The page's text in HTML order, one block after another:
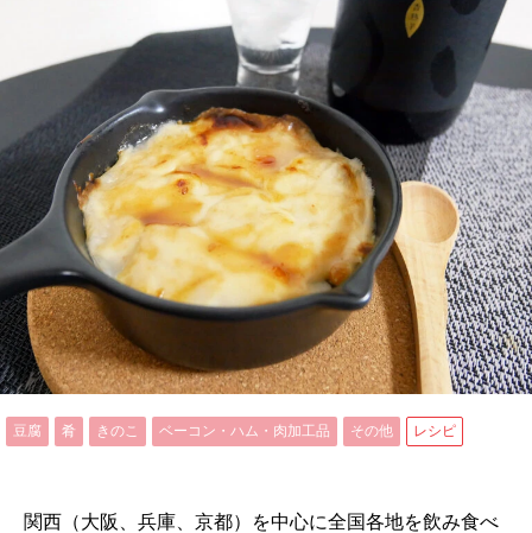
豆腐 肴 きのこ ベーコン・ハム・肉加工品 その他 レシピ
関西（大阪、兵庫、京都）を中心に全国各地を飲み食べ